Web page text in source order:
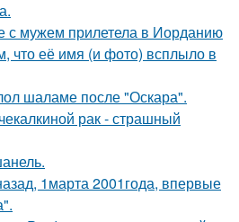
с мужем прилетела в Иорданию
что её имя (и фото) всплыло в
шаламе после "Оскара".
рак - страшный
1марта 2001года, впервые